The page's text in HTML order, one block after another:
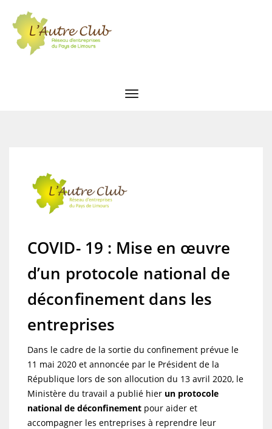
COVID- 19 : Mise en œuvre
d’un protocole national de
déconfinement dans les
entreprises
Dans le cadre de la sortie du confinement prévue le
11 mai 2020 et annoncée par le Président de la
République lors de son allocution du 13 avril 2020, le
Ministère du travail a publié hier un protocole
national de déconfinement pour aider et
accompagner les entreprises à reprendre leur